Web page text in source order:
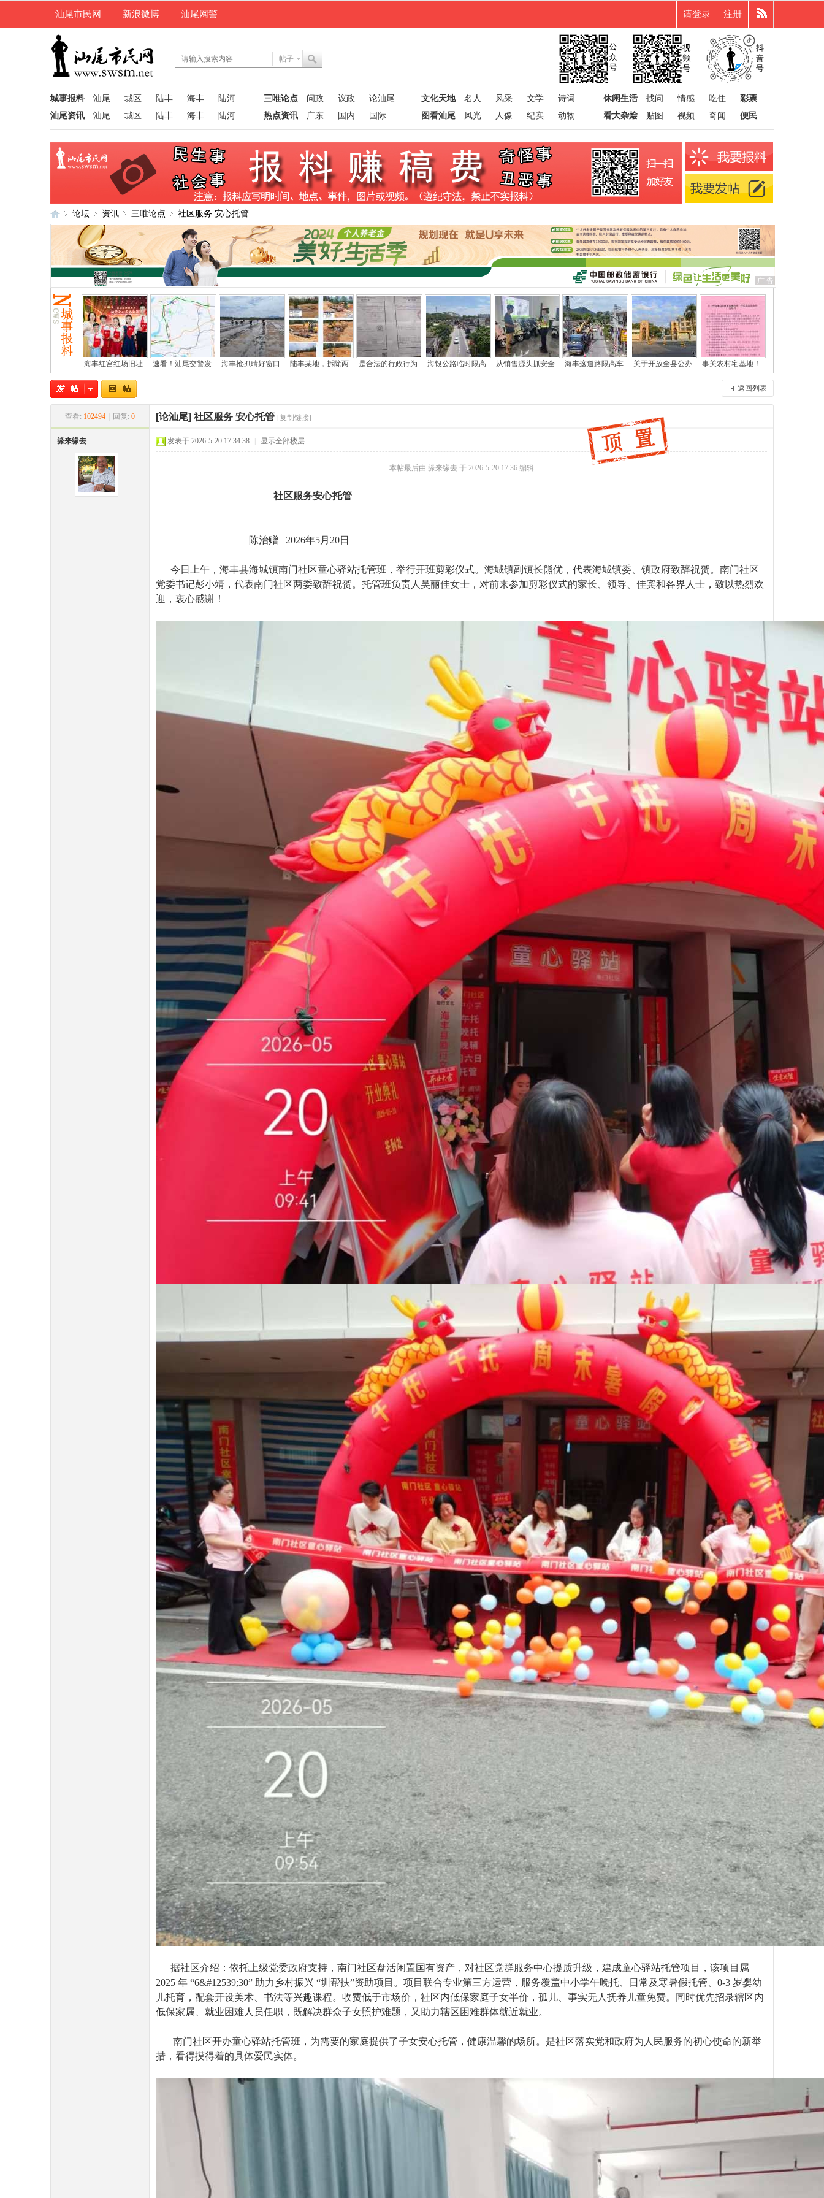
汕尾市民网 | 新浪微博 | 汕尾网警 请登录 注册
帖子
城事报料 汕尾 城区 陆丰 海丰
陆河
汕尾资讯
汕尾 城区 陆丰 海丰 陆河
三唯论点 问政 议政
论汕尾
热点资讯
广东 国内 国际
文化天地 名人 风采 文学
诗词
图看汕尾
风光 人像 纪实 动物
休闲生活 找问 情感 吃住
彩票
看大杂烩
贴图 视频 奇闻 便民
汕
尾
»
论坛
›
资讯
›
三唯论点
›
社区服务 安心托管
海丰红宫红场旧址 速看！汕尾交警发 海丰抢抓晴好窗口 陆丰某地，拆除两 是合法的行政行为 海银公路临时限高 从销售源头抓安全 海丰这道路限高车 关于开放全县公办 事关农村宅基地！
返回列表
查看: 102494 回复: 0 [论汕尾] 社区服务 安心托管 [复制链接]
缘来缘去 发表于 2026-5-20 17:34:38 显示全部楼层
本帖最后由 缘来缘去 于 2026-5-20 17:36 编辑
社区服务安心托管
陈治赠 2026年5月20日
今日上午，海丰县海城镇南门社区童心驿站托管班，举行开班剪彩仪式。海城镇副镇长熊优，代表海城镇委、镇政府致辞祝贺。南门社区
党委书记彭小靖，代表南门社区两委致辞祝贺。托管班负责人吴丽佳女士，对前来参加剪彩仪式的家长、领导、佳宾和各界人士，致以热烈欢
迎，衷心感谢！
据社区介绍：依托上级党委政府支持，南门社区盘活闲置国有资产，对社区党群服务中心提质升级，建成童心驿站托管项目，该项目属
2025 年 “6&#12539;30” 助力乡村振兴 “圳帮扶”资助项目。项目联合专业第三方运营，服务覆盖中小学午晚托、日常及寒暑假托管、0-3 岁婴幼
儿托育，配套开设美术、书法等兴趣课程。收费低于市场价，社区内低保家庭子女半价，孤儿、事实无人抚养儿童免费。同时优先招录辖区内
低保家属、就业困难人员任职，既解决群众子女照护难题，又助力辖区困难群体就近就业。
南门社区开办童心驿站托管班，为需要的家庭提供了子女安心托管，健康温馨的场所。是社区落实党和政府为人民服务的初心使命的新举
措，看得摸得着的具体爱民实体。